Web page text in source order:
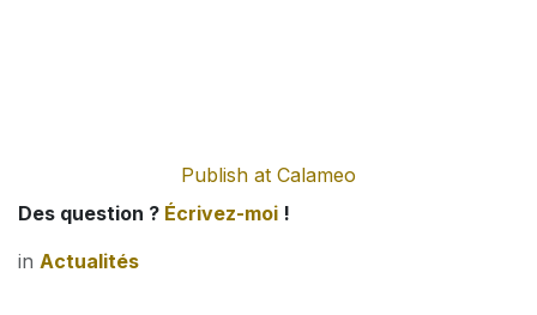
Publish at Calameo
Des question ? Écrivez-moi !
in Actualités